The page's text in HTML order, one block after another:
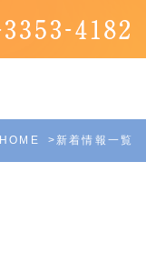
HOME 新着情報一覧